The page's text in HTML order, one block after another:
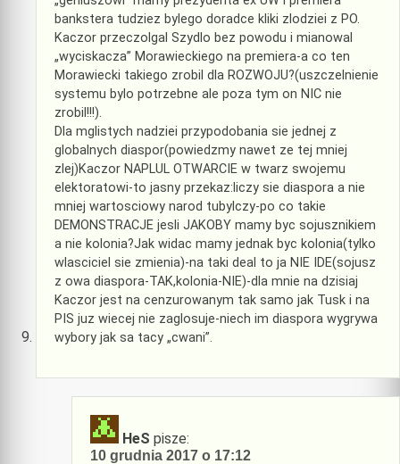
bankstera tudziez bylego doradce kliki zlodziei z PO.
Kaczor przeczolgal Szydlo bez powodu i mianowal
„wyciskacza” Morawieckiego na premiera-a co ten
Morawiecki takiego zrobil dla ROZWOJU?(uszczelnienie
systemu bylo potrzebne ale poza tym on NIC nie
zrobil!!!).
Dla mglistych nadziei przypodobania sie jednej z
globalnych diaspor(powiedzmy nawet ze tej mniej
zlej)Kaczor NAPLUL OTWARCIE w twarz swojemu
elektoratowi-to jasny przekaz:liczy sie diaspora a nie
mniej wartosciowy narod tubylczy-po co takie
DEMONSTRACJE jesli JAKOBY mamy byc sojusznikiem
a nie kolonia?Jak widac mamy jednak byc kolonia(tylko
wlasciciel sie zmienia)-na taki deal to ja NIE IDE(sojusz
z owa diaspora-TAK,kolonia-NIE)-dla mnie na dzisiaj
Kaczor jest na cenzurowanym tak samo jak Tusk i na
PIS juz wiecej nie zaglosuje-niech im diaspora wygrywa
wybory jak sa tacy „cwani”.
HeS pisze:
10 grudnia 2017 o 17:12